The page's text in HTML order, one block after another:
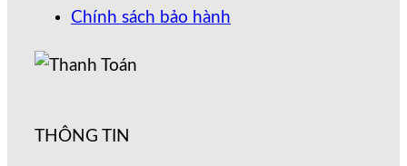
Chính sách bảo hành
THÔNG TIN